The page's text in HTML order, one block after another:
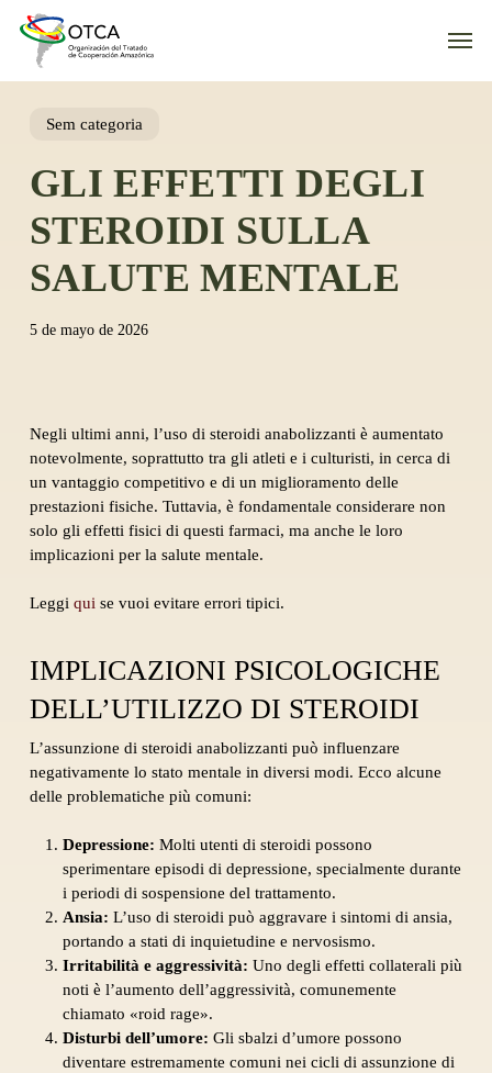
content
Menu
Sem categoria
GLI EFFETTI DEGLI
STEROIDI SULLA
SALUTE MENTALE
5 de mayo de 2026
Negli ultimi anni, l’uso di steroidi anabolizzanti è aumentato
notevolmente, soprattutto tra gli atleti e i culturisti, in cerca di
un vantaggio competitivo e di un miglioramento delle
prestazioni fisiche. Tuttavia, è fondamentale considerare non
solo gli effetti fisici di questi farmaci, ma anche le loro
implicazioni per la salute mentale.
Leggi quise vuoi evitare errori tipici.
IMPLICAZIONI PSICOLOGICHE
DELL’UTILIZZO DI STEROIDI
L’assunzione di steroidi anabolizzanti può influenzare
negativamente lo stato mentale in diversi modi. Ecco alcune
delle problematiche più comuni:
Depressione: Molti utenti di steroidi possono
sperimentare episodi di depressione, specialmente durante
i periodi di sospensione del trattamento.
Ansia: L’uso di steroidi può aggravare i sintomi di ansia,
portando a stati di inquietudine e nervosismo.
Irritabilità e aggressività: Uno degli effetti collaterali più
noti è l’aumento dell’aggressività, comunemente
chiamato «roid rage».
Disturbi dell’umore: Gli sbalzi d’umore possono
diventare estremamente comuni nei cicli di assunzione di